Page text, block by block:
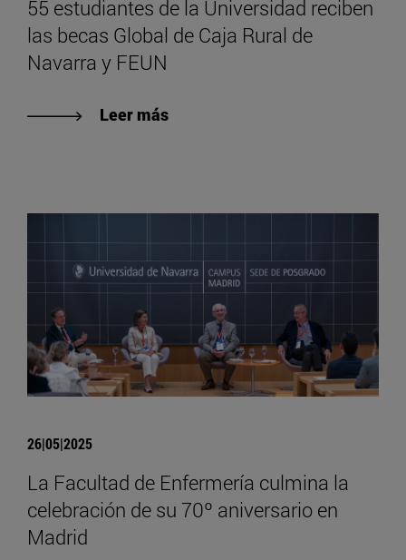
55 estudiantes de la Universidad reciben
las becas Global de Caja Rural de
Navarra y FEUN
Leer más
26|05|2025
La Facultad de Enfermería culmina la
celebración de su 70º aniversario en
Madrid